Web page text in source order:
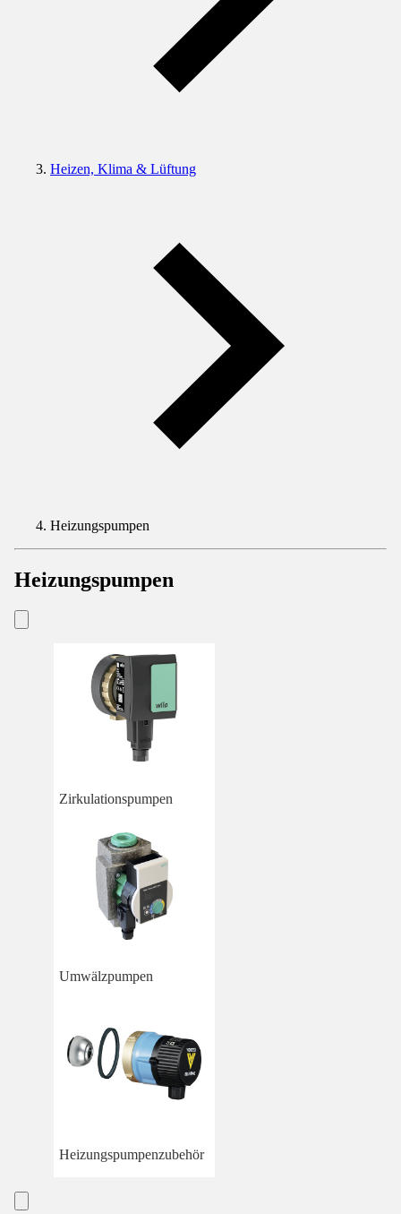
Heizen, Klima & Lüftung
Heizungspumpen
Heizungspumpen
Zirkulationspumpen
Umwälzpumpen
Heizungspumpenzubehör